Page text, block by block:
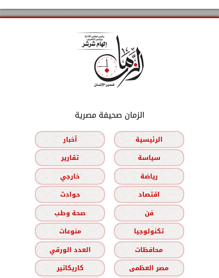
الزمان صحيفة مصرية
الرئيسية
أخبار
سياسة
تقارير
رياضة
خارجي
اقتصاد
حوادث
فن
صحة وطب
تكنولوجيا
منوعات
محافظات
العدد الورقي
مصر العظمى
كاريكاتير